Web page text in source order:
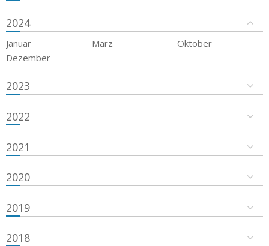
2024
Januar März
Oktober
Dezember
2023
2022
2021
2020
2019
2018